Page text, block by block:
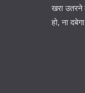
खरा उतरने
हो, ना